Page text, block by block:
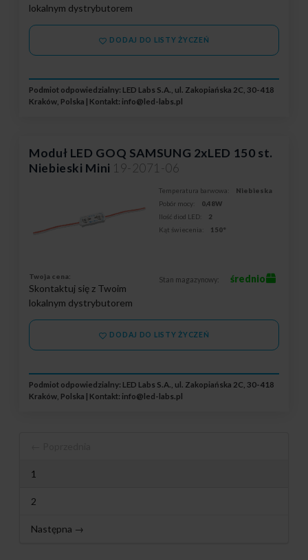
lokalnym dystrybutorem
DODAJ DO LISTY ŻYCZEŃ
Podmiot odpowiedzialny: LED Labs S.A., ul. Zakopiańska 2C, 30-418
Kraków, Polska | Kontakt: info@led-labs.pl
Moduł LED GOQ SAMSUNG 2xLED 150 st.
Niebieski Mini 19-2071-06
Temperatura barwowa:
Niebieska
Pobór mocy:
0,48W
Ilość diod LED:
2
Kąt świecenia:
150°
Twoja cena:
Skontaktuj się z Twoim
lokalnym dystrybutorem
Stan magazynowy: średnio
DODAJ DO LISTY ŻYCZEŃ
Podmiot odpowiedzialny: LED Labs S.A., ul. Zakopiańska 2C, 30-418
Kraków, Polska | Kontakt: info@led-labs.pl
1
2
Następna →